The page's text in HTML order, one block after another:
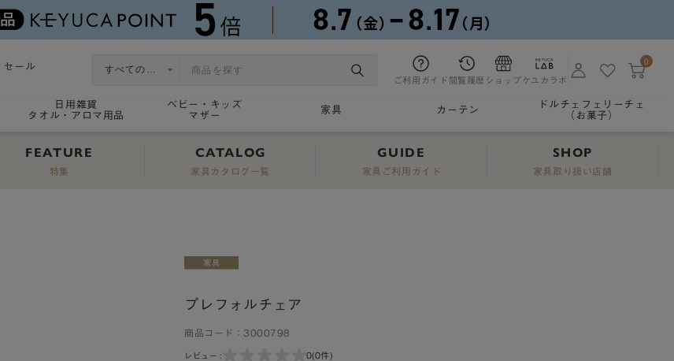
セール
ご利用ガイド 閲覧履歴 ショップケユカラボ
0
日用雑貨
タオル・アロマ用品
ベビー・キッズ
マザー
家具 カーテン
ドルチェフェリーチェ
（お菓子）
FEATURE
特集
CATALOG
家具カタログ一覧
GUIDE
家具ご利用ガイド
SHOP
家具取り扱い店舗
プレフォルチェア
商品コード： 3000798
レビュー : 0(0件)